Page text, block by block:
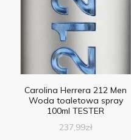
Carolina Herrera 212 Men
Woda toaletowa spray
100ml TESTER
237,99zł